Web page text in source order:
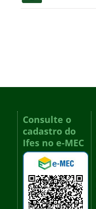
Consulte o
cadastro do
Ifes no e-MEC